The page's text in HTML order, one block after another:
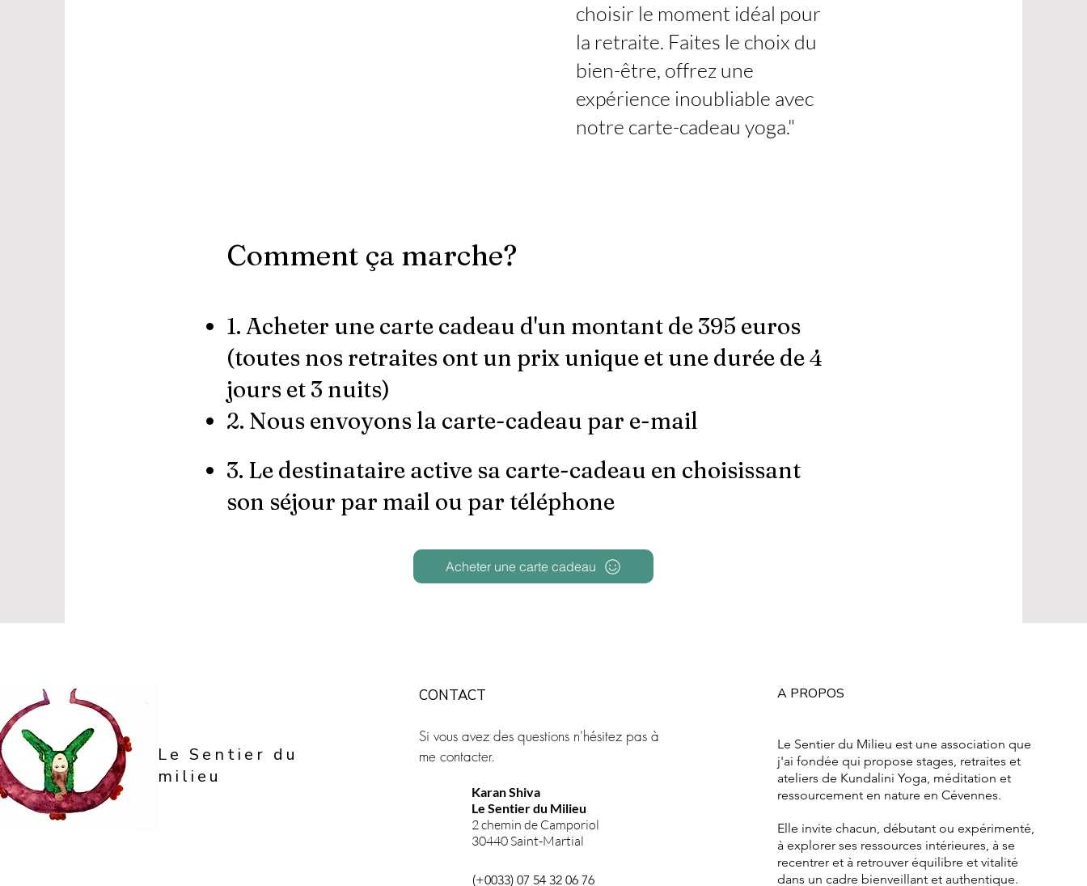
choisir le moment idéal pour
la retraite. Faites le choix du
bien-être, offrez une
expérience inoubliable avec
notre carte-cadeau yoga."
Comment ça marche?
1. Acheter une carte cadeau d'un montant de 395 euros
(toutes nos retraites ont un prix unique et une durée de 4
jours et 3 nuits)
2. Nous envoyons la carte-cadeau par e-mail
3. Le destinataire active sa carte-cadeau en choisissant
son séjour par mail ou par téléphone
Acheter une carte cadeau
Le Sentier du
milieu
CONTACT
Si vous avez des questions n'hésitez pas à
me contacter.
Karan Shiva
Le Sentier du Milieu
2 chemin de Camporiol
30440 Saint-Martial
(+0033) 07 54 32 06 76
A PROPOS
Le Sentier du Milieu est une association que
j'ai fondée qui propose stages, retraites et
ateliers de Kundalini Yoga, méditation et
ressourcement en nature en Cévennes.
Elle invite chacun, débutant ou expérimenté,
à explorer ses ressources intérieures, à se
recentrer et à retrouver équilibre et vitalité
dans un cadre bienveillant et authentique.